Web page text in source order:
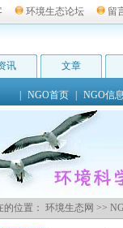
环境生态论坛 留
讯 文章
NGO首页 NGO信
的位置： 环境生态网 >>